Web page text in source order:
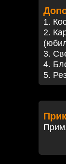
1.
2.
3.
4.
5.